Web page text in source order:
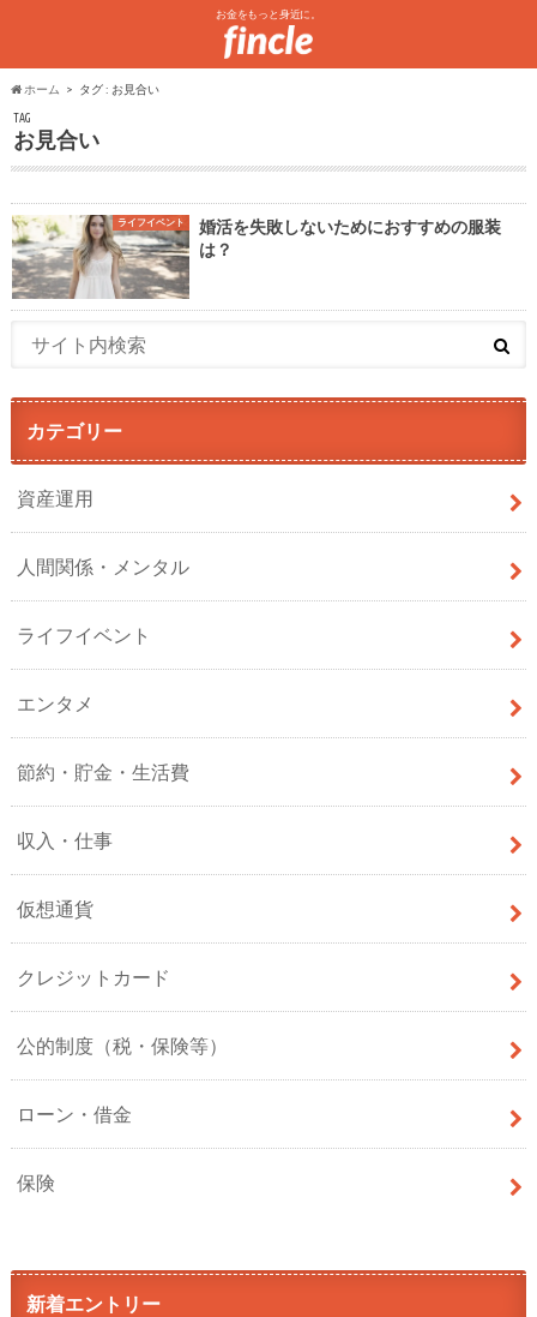
お金をもっと身近に。
ホーム タグ : お見合い
TAG
お見合い
ライフイベント
婚活を失敗しないためにおすすめの服装
は？
カテゴリー
資産運用
人間関係・メンタル
ライフイベント
エンタメ
節約・貯金・生活費
収入・仕事
仮想通貨
クレジットカード
公的制度（税・保険等）
ローン・借金
保険
新着エントリー